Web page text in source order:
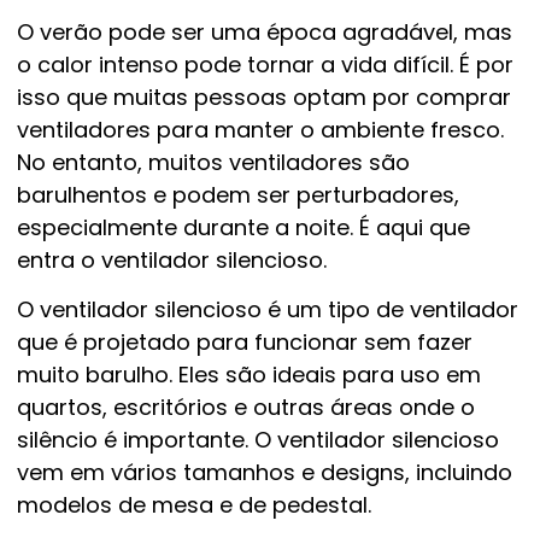
O verão pode ser uma época agradável, mas
o calor intenso pode tornar a vida difícil. É por
isso que muitas pessoas optam por comprar
ventiladores para manter o ambiente fresco.
No entanto, muitos ventiladores são
barulhentos e podem ser perturbadores,
especialmente durante a noite. É aqui que
entra o ventilador silencioso.
O ventilador silencioso é um tipo de ventilador
que é projetado para funcionar sem fazer
muito barulho. Eles são ideais para uso em
quartos, escritórios e outras áreas onde o
silêncio é importante. O ventilador silencioso
vem em vários tamanhos e designs, incluindo
modelos de mesa e de pedestal.